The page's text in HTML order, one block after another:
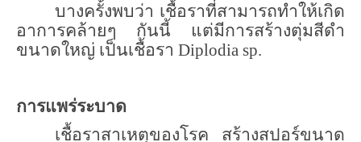
บางครั้งพบว่า เชื้อราที่สามารถทำให้เกิด
อาการคล้ายๆ กันนี้ แต่มีการสร้างตุ่มสีดำ
ขนาดใหญ่ เป็นเชื้อรา Diplodia sp.
การแพร่ระบาด
เชื้อราสาเหตุของโรค สร้างสปอร์ขนาด